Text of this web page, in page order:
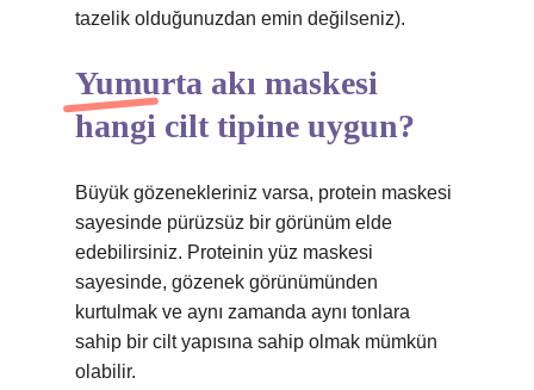
tazelik olduğunuzdan emin değilseniz).
Yumurta akı maskesi
hangi cilt tipine uygun?
Büyük gözenekleriniz varsa, protein maskesi
sayesinde pürüzsüz bir görünüm elde
edebilirsiniz. Proteinin yüz maskesi
sayesinde, gözenek görünümünden
kurtulmak ve aynı zamanda aynı tonlara
sahip bir cilt yapısına sahip olmak mümkün
olabilir.